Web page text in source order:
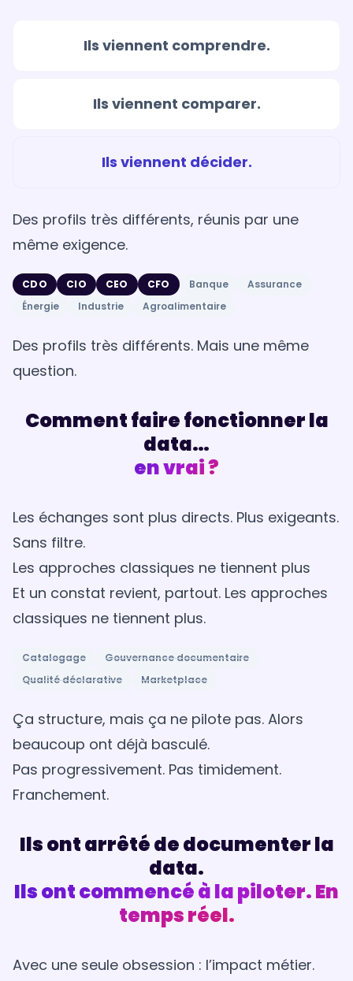
Ils viennent comprendre.
Ils viennent comparer.
Ils viennent décider.
Des profils très différents, réunis par une
même exigence.
CDO CIO CEO CFO Banque
Assurance
Énergie
Industrie Agroalimentaire
Des profils très différents. Mais une même
question.
Comment faire fonctionner la
data…
en vrai ?
Les échanges sont plus directs. Plus exigeants.
Sans filtre.
Les approches classiques ne tiennent plus
Et un constat revient, partout. Les approches
classiques ne tiennent plus.
Catalogage
Gouvernance documentaire
Qualité déclarative
Marketplace
Ça structure, mais ça ne pilote pas. Alors
beaucoup ont déjà basculé.
Pas progressivement. Pas timidement.
Franchement.
Ils ont arrêté de documenter la
data.
Ils ont commencé à la piloter. En
temps réel.
Avec une seule obsession : l’impact métier.